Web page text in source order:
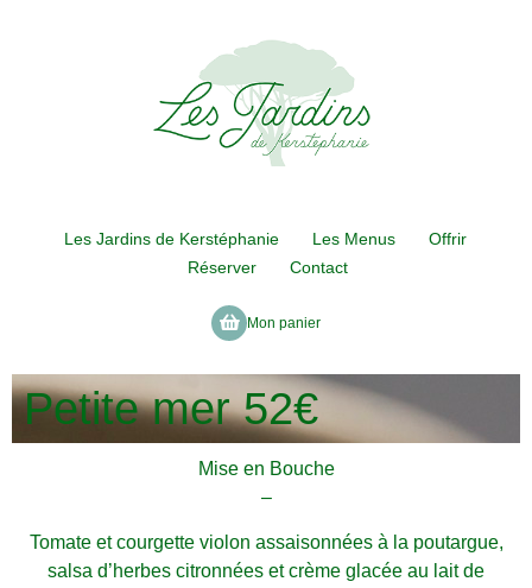
Les Jardins de Kerstéphanie Les Menus
Offrir
Réserver
Contact
Mon panier
Petite mer 52€
Mise en Bouche
–
Tomate et courgette violon assaisonnées à la poutargue,
salsa d’herbes citronnées et crème glacée au lait de